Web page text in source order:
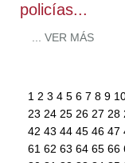
policías...
... VER MÁS
1 2 3 4 5 6 7 8 9
23 24 25 26 27 28
42 43 44 45 46 47
61 62 63 64 65 66